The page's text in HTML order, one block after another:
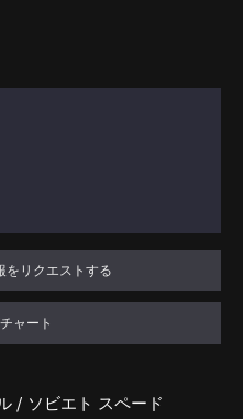
をリクエストする
ャート
/ ソビエト スペード